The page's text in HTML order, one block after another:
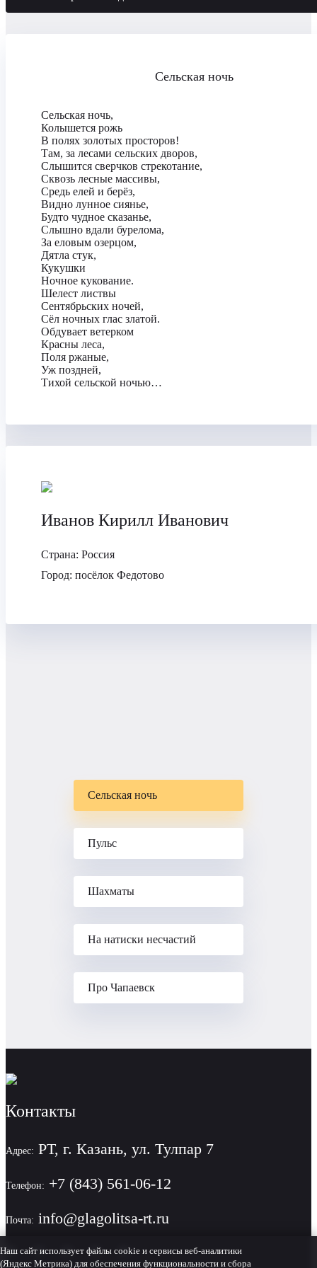
Сельская ночь
Сельская ночь,
Колышется рожь
В полях золотых просторов!
Там, за лесами сельских дворов,
Слышится сверчков стрекотание,
Сквозь лесные массивы,
Средь елей и берёз,
Видно лунное сиянье,
Будто чудное сказанье,
Слышно вдали бурелома,
За еловым озерцом,
Дятла стук,
Кукушки
Ночное кукование.
Шелест листвы
Сентябрьских ночей,
Сёл ночных глас златой.
Обдувает ветерком
Красны леса,
Поля ржаные,
Уж поздней,
Тихой сельской ночью…
Иванов Кирилл Иванович
Страна: Россия
Город: посёлок Федотово
Сельская ночь
Пульс
Шахматы
На натиски несчастий
Про Чапаевск
Контакты
Адрес: РТ, г. Казань, ул. Тулпар 7
Телефон: +7 (843) 561-06-12
Почта: info@glagolitsa-rt.ru
Наш сайт использует файлы cookie и сервисы веб-аналитики
(Яндекс Метрика) для обеспечения функциональности и сбора